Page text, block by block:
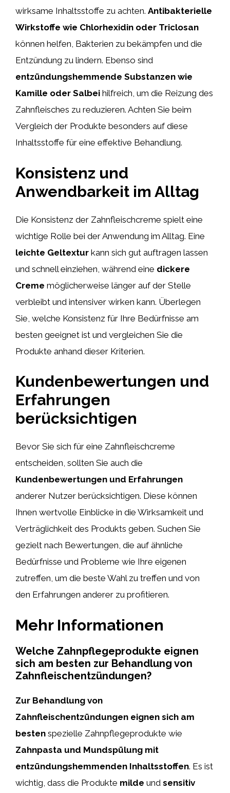
wirksame Inhaltsstoffe zu achten. Antibakterielle
Wirkstoffe wie Chlorhexidin oder Triclosan
können helfen, Bakterien zu bekämpfen und die
Entzündung zu lindern. Ebenso sind
entzündungshemmende Substanzen wie
Kamille oder Salbei hilfreich, um die Reizung des
Zahnfleisches zu reduzieren. Achten Sie beim
Vergleich der Produkte besonders auf diese
Inhaltsstoffe für eine effektive Behandlung.
Konsistenz und
Anwendbarkeit im Alltag
Die Konsistenz der Zahnfleischcreme spielt eine
wichtige Rolle bei der Anwendung im Alltag. Eine
leichte Geltextur kann sich gut auftragen lassen
und schnell einziehen, während eine dickere
Creme möglicherweise länger auf der Stelle
verbleibt und intensiver wirken kann. Überlegen
Sie, welche Konsistenz für Ihre Bedürfnisse am
besten geeignet ist und vergleichen Sie die
Produkte anhand dieser Kriterien.
Kundenbewertungen und
Erfahrungen
berücksichtigen
Bevor Sie sich für eine Zahnfleischcreme
entscheiden, sollten Sie auch die
Kundenbewertungen und Erfahrungen
anderer Nutzer berücksichtigen. Diese können
Ihnen wertvolle Einblicke in die Wirksamkeit und
Verträglichkeit des Produkts geben. Suchen Sie
gezielt nach Bewertungen, die auf ähnliche
Bedürfnisse und Probleme wie Ihre eigenen
zutreffen, um die beste Wahl zu treffen und von
den Erfahrungen anderer zu profitieren.
Mehr Informationen
Welche Zahnpflegeprodukte eignen
sich am besten zur Behandlung von
Zahnfleischentzündungen?
Zur Behandlung von
Zahnfleischentzündungen eignen sich am
besten spezielle Zahnpflegeprodukte wie
Zahnpasta und Mundspülung mit
entzündungshemmenden Inhaltsstoffen. Es ist
wichtig, dass die Produkte milde und sensitiv